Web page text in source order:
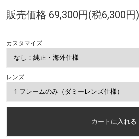
販売価格 69,300円(税6,300円)
カスタマイズ
レンズ